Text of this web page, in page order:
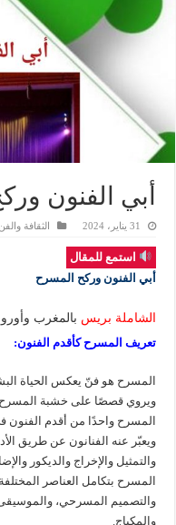
أبي الفنون
31 يناير، 2024 الثقافة والفن
استمع للمقال
أبي الفنون وركح المسرح
الشاملة بريس بالمغرب
تعريف المسرح كأقدم الفنون:
المسرح هو فنّ يعكس الحياة
ويروي قصصًا على خشبة المسرح.
المسرح واحدًا من أقدم الفنون
ويعبّر عنه الفنانون عن طريق
والتمثيل والإخراج والديكور
المسرح بتكامل العناصر
والتصميم المسرحي،
والمكياج.